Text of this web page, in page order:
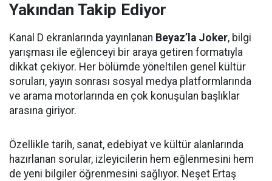
Yakından Takip Ediyor
Kanal D ekranlarında yayınlanan Beyaz’la Joker, bilgi
yarışması ile eğlenceyi bir araya getiren formatıyla
dikkat çekiyor. Her bölümde yöneltilen genel kültür
soruları, yayın sonrası sosyal medya platformlarında
ve arama motorlarında en çok konuşulan başlıklar
arasına giriyor.
Özellikle tarih, sanat, edebiyat ve kültür alanlarında
hazırlanan sorular, izleyicilerin hem eğlenmesini hem
de yeni bilgiler öğrenmesini sağlıyor. Neşet Ertaş